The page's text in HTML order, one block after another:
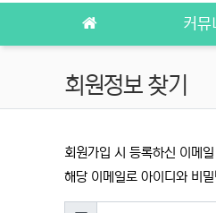
커뮤
회원정보 찾기
회원가입 시 등록하신 이메
해당 이메일로 아이디와 비
이메일필수